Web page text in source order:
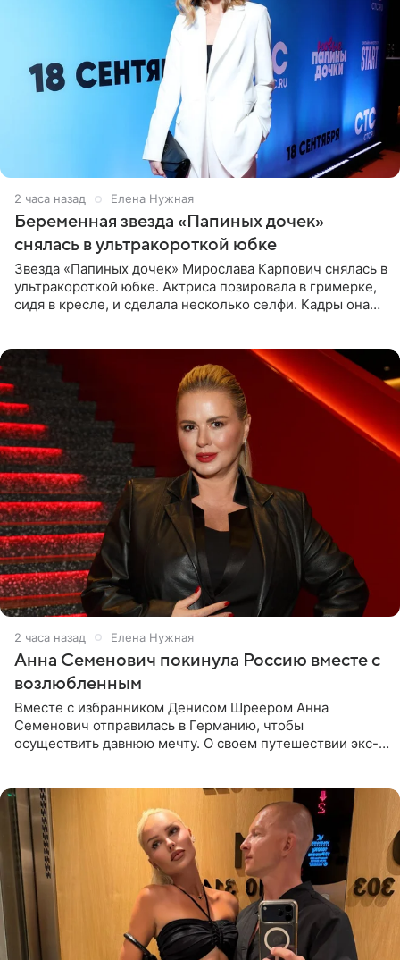
2 часа назад Елена Нужная
Беременная звезда «Папиных дочек»
снялась в ультракороткой юбке
Звезда «Папиных дочек» Мирослава Карпович снялась в
ультракороткой юбке. Актриса позировала в гримерке,
сидя в кресле, и сделала несколько селфи. Кадры она
2 часа назад Елена Нужная
Анна Семенович покинула Россию вместе с
возлюбленным
Вместе с избранником Денисом Шреером Анна
Семенович отправилась в Германию, чтобы
осуществить давнюю мечту. О своем путешествии экс-